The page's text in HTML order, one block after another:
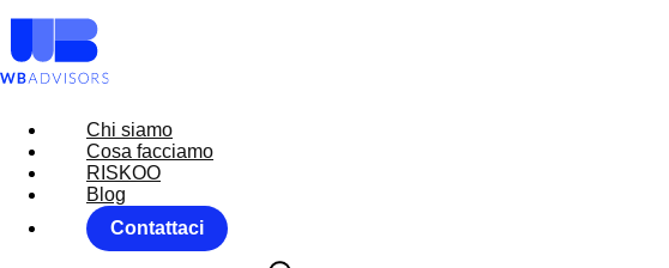
Chi siamo
Cosa facciamo
RISKOO
Blog
Contattaci
Chi siamo
Cosa facciamo
RISKOO
Blog
Contattaci